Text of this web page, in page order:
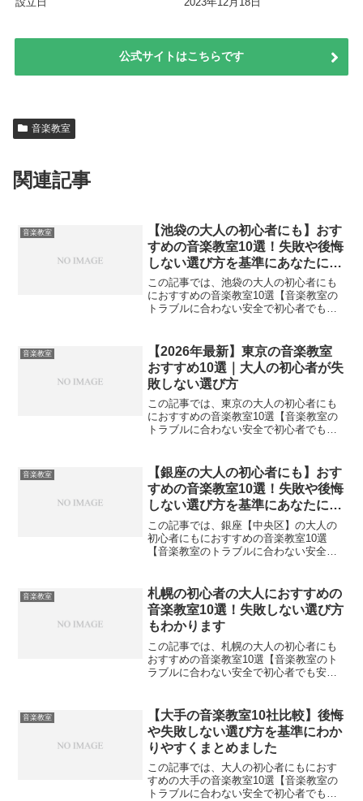
公式サイトはこちらです
音楽教室
関連記事
音楽教室
【池袋の大人の初心者にも】おす
すめの音楽教室10選！失敗や後悔
しない選び方を基準にあなたにぴ
ったりの音楽教室が見つかりま
す！
この記事では、池袋の大人の初心者にも
におすすめの音楽教室10選【音楽教室の
トラブルに合わない安全で初心者でも安
す。 【失敗や後悔しない選び方10選！】
池袋の大人の初心者に...
音楽教室
【2026年最新】東京の音楽教室
おすすめ10選｜大人の初心者が失
敗しない選び方
この記事では、東京の大人の初心者にも
におすすめの音楽教室10選【音楽教室の
トラブルに合わない安全で初心者でも安
す。 【後悔や失敗しない選び方10選！】
東京の大人の初心者に...
音楽教室
【銀座の大人の初心者にも】おす
すめの音楽教室10選！失敗や後悔
しない選び方を基準にあなたにぴ
ったりの音楽教室が見つかりま
す！
この記事では、銀座【中央区】の大人の
初心者にもにおすすめの音楽教室10選
【音楽教室のトラブルに合わない安全で
介しています。 【失敗や後悔しない選び
方10選！】銀座の大人...
音楽教室
札幌の初心者の大人におすすめの
音楽教室10選！失敗しない選び方
もわかります
この記事では、札幌の大人の初心者にも
おすすめの音楽教室10選【音楽教室のト
ラブルに合わない安全で初心者でも安心
【後悔や失敗しない選び方10選！】札幌
の大人の初心者にも...
音楽教室
【大手の音楽教室10社比較】後悔
や失敗しない選び方を基準にわか
りやすくまとめました
この記事では、大人の初心者にもにおす
すめの大手の音楽教室10選【音楽教室の
トラブルに合わない安全で初心者でも安